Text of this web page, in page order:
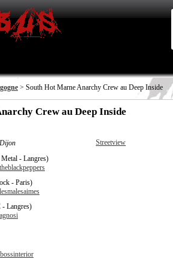
> South Hot Marne Anarchy Crew au Deep Inside
Crew au Deep Inside
Streetview
- Langres)
- Paris)
Langres)